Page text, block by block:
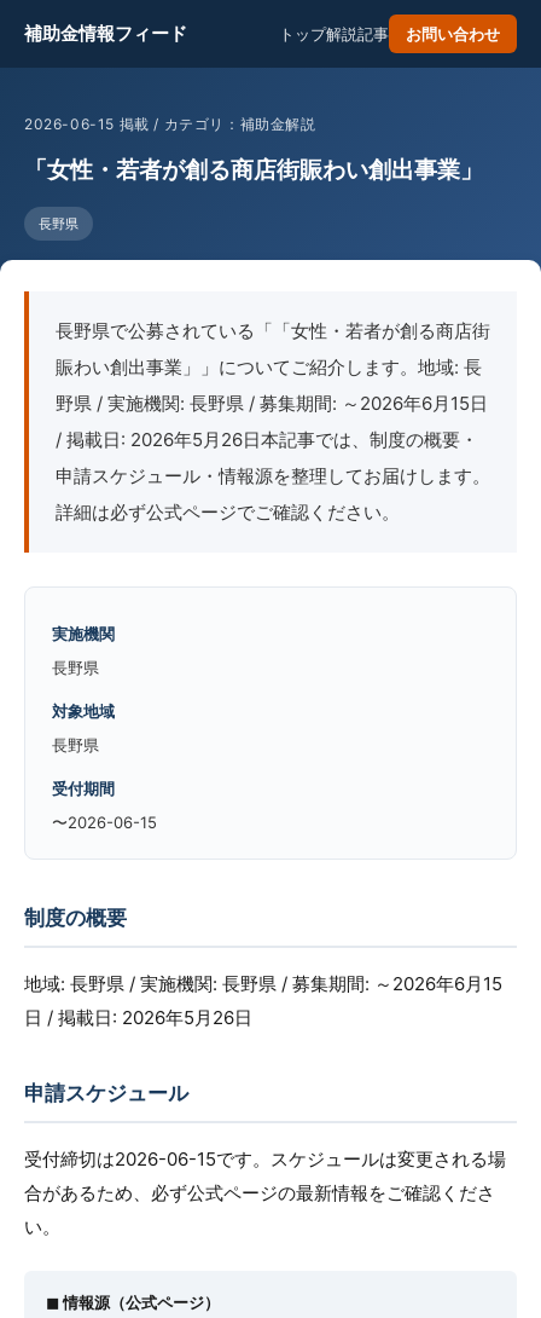
補助金情報フィード トップ解説記事 お問い合わせ
2026-06-15 掲載 / カテゴリ：補助金解説
「女性・若者が創る商店街賑わい創出事業」
長野県
長野県で公募されている「「女性・若者が創る商店街
賑わい創出事業」」についてご紹介します。地域: 長
野県 / 実施機関: 長野県 / 募集期間: ～2026年6月15日
/ 掲載日: 2026年5月26日本記事では、制度の概要・
申請スケジュール・情報源を整理してお届けします。
詳細は必ず公式ページでご確認ください。
実施機関
長野県
対象地域
長野県
受付期間
〜2026-06-15
制度の概要
地域: 長野県 / 実施機関: 長野県 / 募集期間: ～2026年6月15
日 / 掲載日: 2026年5月26日
申請スケジュール
受付締切は2026-06-15です。スケジュールは変更される場
合があるため、必ず公式ページの最新情報をご確認くださ
い。
◼︎ 情報源（公式ページ）